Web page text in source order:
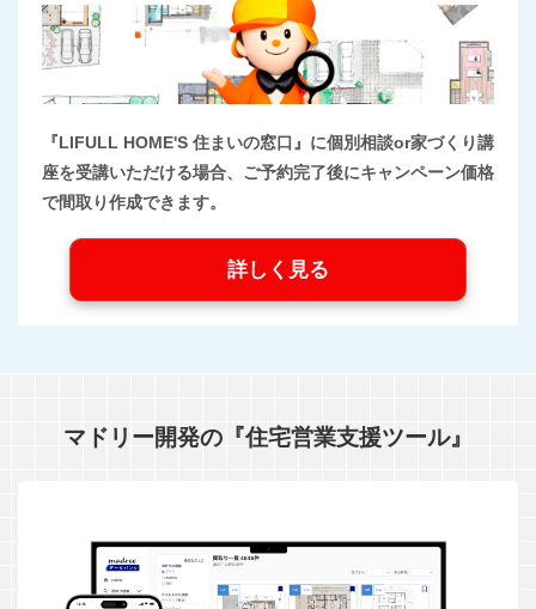
『LIFULL HOME'S 住まいの窓口』に個別相談or家づくり講
座を受講いただける場合、ご予約完了後にキャンペーン価格
で間取り作成できます。
詳しく見る
マドリー開発の『住宅営業支援ツール』